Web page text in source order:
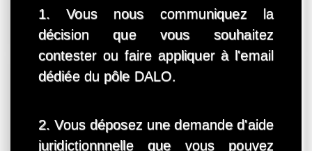
1. Vous nous communiquez la
décision que vous souhaitez
contester ou faire appliquer à l'email
dédiée du pôle DALO.
2. Vous déposez une demande d'aide
juridictionnnelle que vous pouvez